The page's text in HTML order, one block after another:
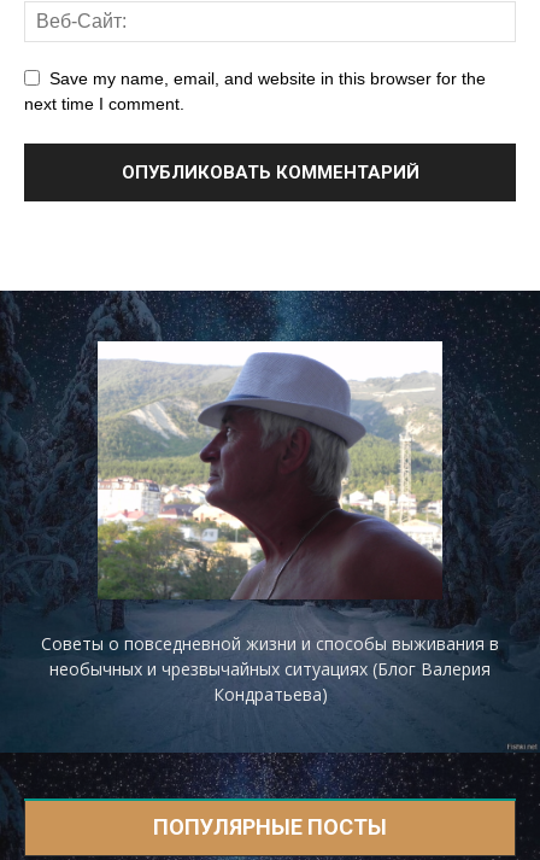
Save my name, email, and website in this browser for the
next time I comment.
Советы о повседневной жизни и способы выживания в
необычных и чрезвычайных ситуациях (Блог Валерия
Кондратьева)
ПОПУЛЯРНЫЕ ПОСТЫ